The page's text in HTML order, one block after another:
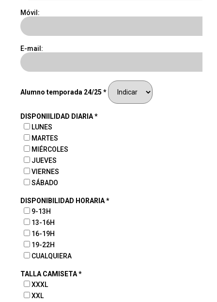
Móvil:
E-mail:
Alumno temporada 24/25 *
DISPONIILIDAD DIARIA *
LUNES
MARTES
MIÉRCOLES
JUEVES
VIERNES
SÁBADO
DISPONIBILIDAD HORARIA *
9-13H
13-16H
16-19H
19-22H
CUALQUIERA
TALLA CAMISETA *
XXXL
XXL